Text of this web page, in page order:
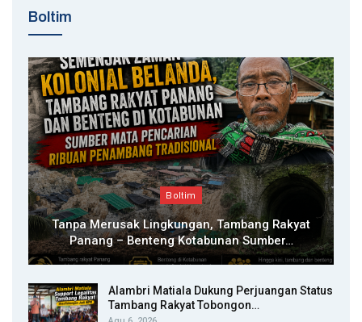
Boltim
Boltim
Tanpa Merusak Lingkungan, Tambang Rakyat
Panang – Benteng Kotabunan Sumber…
Alambri Matiala Dukung Perjuangan Status
Tambang Rakyat Tobongon…